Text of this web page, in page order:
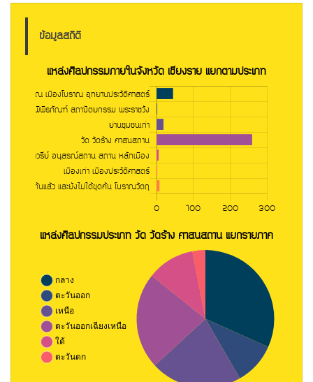
ข้อมูลสถิติ